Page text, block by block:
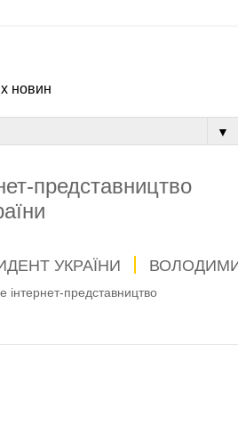
новин
▼
представництво
УКРАЇНИ
інтернет-представництво